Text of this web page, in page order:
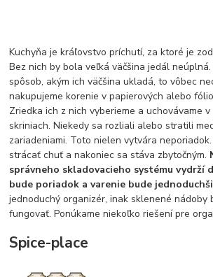
čierna kúpelňová batéria
vaňa retro
voľne
retro kúpeľne
Nákup tovaru pre firmy bez DPH
Ako znížiť náklady
Ako znížiť náklady na firmu
szco nakup bez dph nakupovanie na firmu bez dph
Kuchyňa je kráľovstvo príchutí, za ktoré je
Bez nich by bola veľká väčšina jedál
spôsob, akým ich väčšina ukladá, to vôbec
nakupujeme korenie v papierových alebo
Zriedka ich z nich vyberieme a uchovávame
skriniach. Niekedy sa rozliali alebo stratili
zariadeniami. Toto nielen vytvára
strácať chuť a nakoniec sa stáva zbytočným.
správneho skladovacieho systému vydrží
bude poriadok a varenie bude
jednoduchý organizér, inak sklenené nádoby
fungovať. Ponúkame niekoľko riešení pre
Spice-place